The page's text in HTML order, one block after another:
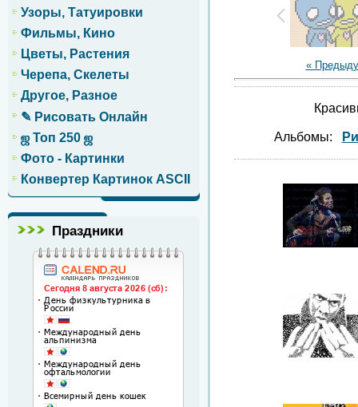
Узоры, Татуировки
Фильмы, Кино
Цветы, Растения
Черепа, Скелеты
Другое, Разное
✎ Рисовать Онлайн
ஜ Топ 250 ஜ
Фото - Картинки
Конвертер Картинок ASCII
Праздники
«
Альбомы: